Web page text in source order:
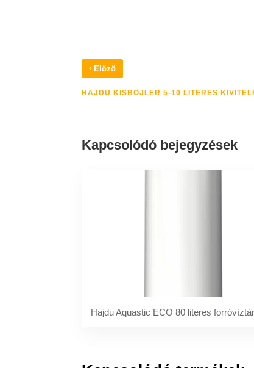
‹ Előző
HAJDU KISBOJLER 5-10 LITERES
Kapcsolódó bejegyzések
Hajdu Aquastic ECO 80 literes